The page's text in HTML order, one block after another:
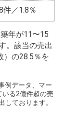
件／1.8％
年が11〜15
。該当の売出
）の28.5％を
例データ、マー
る2億件超の売
ております。